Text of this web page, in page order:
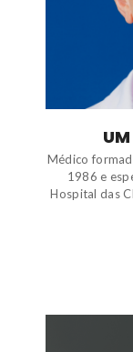
Médico
1986 e
Hospital das